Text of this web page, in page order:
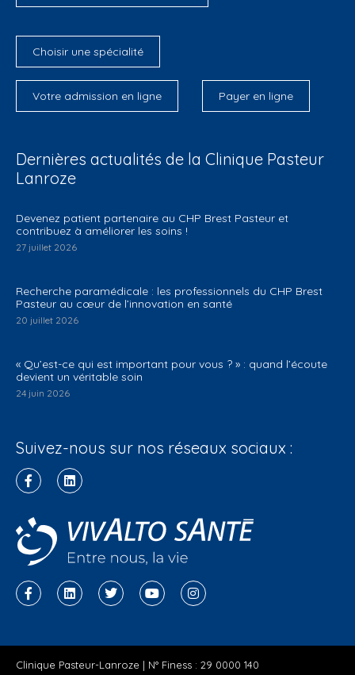
Choisir une spécialité
Votre admission en ligne Payer en ligne
Dernières actualités de la Clinique Pasteur
Lanroze
Devenez patient partenaire au CHP Brest Pasteur et
contribuez à améliorer les soins !
27 juillet 2026
Recherche paramédicale : les professionnels du CHP Brest
Pasteur au cœur de l’innovation en santé
20 juillet 2026
« Qu’est-ce qui est important pour vous ? » : quand l’écoute
devient un véritable soin
24 juin 2026
Suivez-nous sur nos réseaux sociaux :
Clinique Pasteur-Lanroze | N° Finess : 29 0000 140